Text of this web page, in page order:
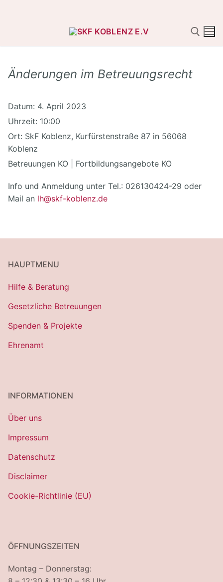
Änderungen im Betreuungsrecht
Datum: 4. April 2023
Uhrzeit: 10:00
Ort: SkF Koblenz, Kurfürstenstraße 87 in 56068
Koblenz
Betreuungen KO | Fortbildungsangebote KO
Info und Anmeldung unter Tel.: 026130424-29 oder
Mail an lh@skf-koblenz.de
HAUPTMENU
Hilfe & Beratung
Gesetzliche Betreuungen
Spenden & Projekte
Ehrenamt
INFORMATIONEN
Über uns
Impressum
Datenschutz
Disclaimer
Cookie-Richtlinie (EU)
ÖFFNUNGSZEITEN
Montag – Donnerstag: